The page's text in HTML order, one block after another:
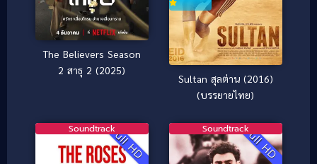
The Believers Season
2 สาธุ 2 (2025)
Sultan สุลต่าน (2016)
(บรรยายไทย)
Full HD
Soundtrack Full HD
Soundtrack